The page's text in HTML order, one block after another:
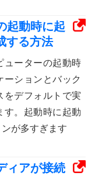
起動時に起
する方法
ューターの起動時
ーションとバック
をデフォルトで実
す。起動時に起動
が多すぎます
ィアが接続